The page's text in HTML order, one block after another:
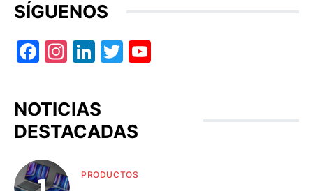
SÍGUENOS
Facebook
Instagram
LinkedIn
Twitter
NOTICIAS
DESTACADAS
PRODUCTOS